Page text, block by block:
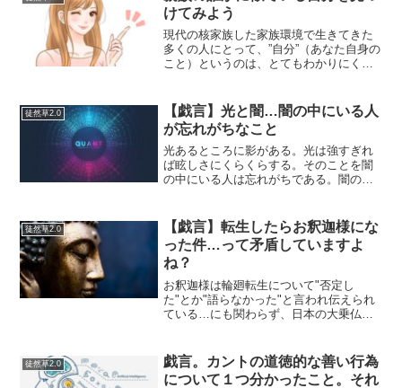
けてみよう
現代の核家族した家族環境で生きてきた
多くの人にとって、”自分”（あなた自身の
こと）というのは、とてもわかりにくい
を見つける私も自分で言ってて、なんか
すごい意味わからない...
徒然草2.0
【戯言】光と闇…闇の中にいる人
が忘れがちなこと
光あるところに影がある。光は強すぎれ
ば眩しさにくらくらする。そのことを闇
の中にいる人は忘れがちである。闇の中
この上のない光を求めている。曇りのな
い光を与えらると、それに...
徒然草2.0
【戯言】転生したらお釈迦様にな
った件…って矛盾していますよ
ね？
お釈迦様は輪廻転生について"否定し
た"とか"語らなかった"と言われ伝えられ
ている…にも関わらず、日本の大乗仏教
転生を認めてしまっている（汗）そこの
ところ（釈迦の思想のほ...
徒然草2.0
戯言。カントの道徳的な善い行為
について１つ分かったこと。それ